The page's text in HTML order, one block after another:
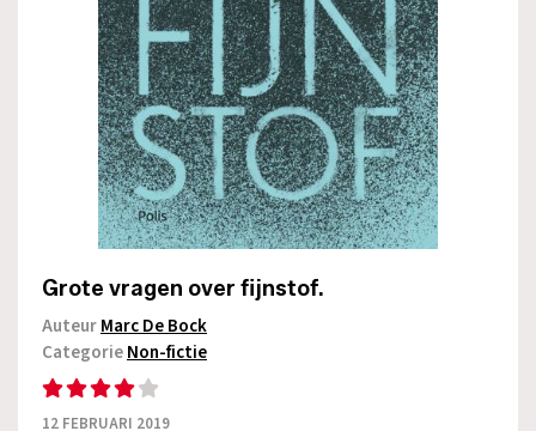
Grote vragen over fijnstof.
AuteurMarc De Bock
CategorieNon-fictie
12 FEBRUARI 2019